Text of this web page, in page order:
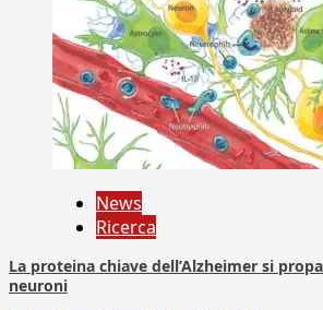
News
Ricerca
La proteina chiave dell’Alzheimer si
neuroni